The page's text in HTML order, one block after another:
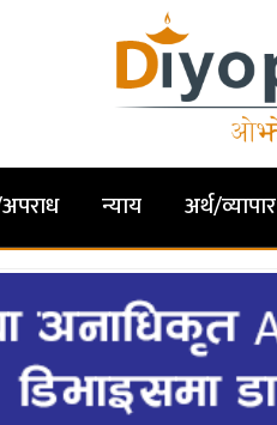
न्याय अर्थ/व्यापार